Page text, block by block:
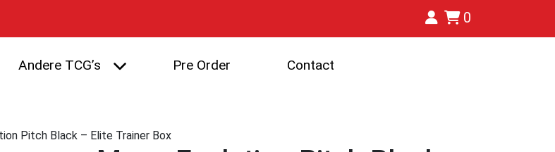
0
Andere TCG’s Pre Order Contact
Pitch Black – Elite Trainer Box